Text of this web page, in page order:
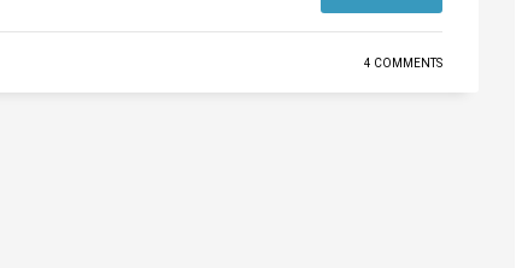
4 COMMENTS